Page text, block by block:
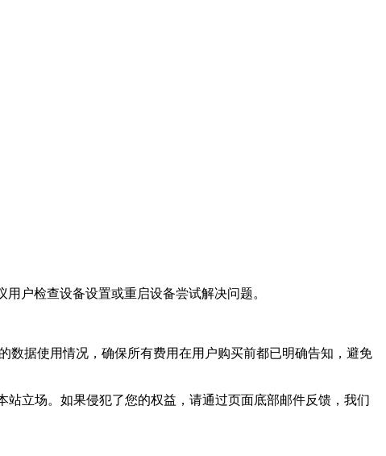
户检查设备设置或重启设备尝试解决问题。
数据使用情况，确保所有费用在用户购买前都已明确告知，避免
立场。如果侵犯了您的权益，请通过页面底部邮件反馈，我们